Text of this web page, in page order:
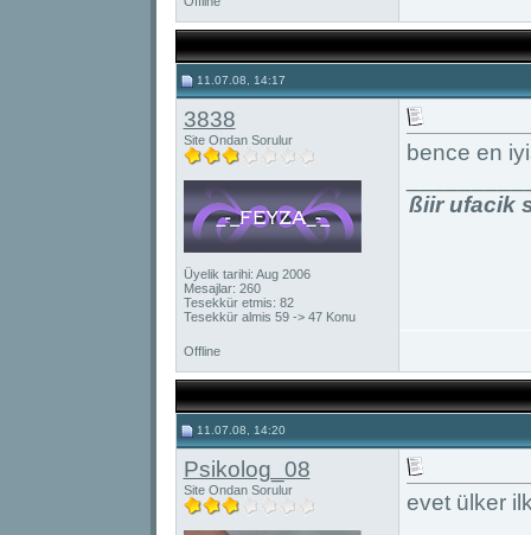
11.07.08, 14:17
3838
Site Ondan Sorulur
Üyelik tarihi: Aug 2006
Mesajlar: 260
Tesekkür etmis: 82
Tesekkür almis 59 -> 47 Konu
bence en
ßiir ufacik
Offline
11.07.08, 14:20
Psikolog_08
Site Ondan Sorulur
evet ülker